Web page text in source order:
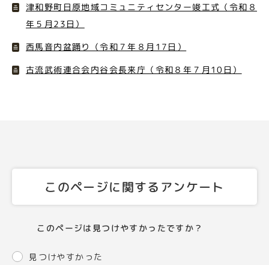
津和野町日原地域コミュニティセンター竣工式（令和８
年５月23日）
西馬音内盆踊り（令和７年８月17日）
古流武術連合会内谷会長来庁（令和８年７月10日）
このページに関するアンケート
このページは見つけやすかったですか？
見つけやすかった